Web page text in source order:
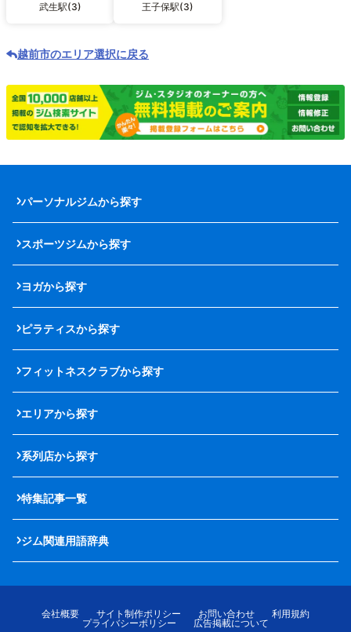
武生駅(3) 王子保駅(3)
越前市のエリア選択に戻る
パーソナルジムから探す
スポーツジムから探す
ヨガから探す
ピラティスから探す
フィットネスクラブから探す
エリアから探す
系列店から探す
特集記事一覧
ジム関連用語辞典
会社概要 サイト制作ポリシー お問い合わせ
利用規約
プライバシーポリシー
広告掲載について